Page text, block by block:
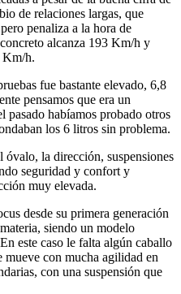
de relaciones largas, que
penaliza a la hora de
alcanza 193 Km/h y
Km/h.
fue bastante elevado, 6,8
pensamos que era un
pasado habíamos probado otros
los 6 litros sin problema.
la dirección, suspensiones
seguridad y confort y
muy elevada.
desde su primera generación
siendo un modelo
este caso le falta algún caballo
con mucha agilidad en
con una suspensión que